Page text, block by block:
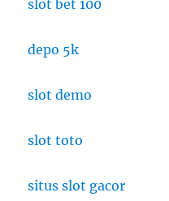
slot bet 100
depo 5k
slot demo
slot toto
situs slot gacor